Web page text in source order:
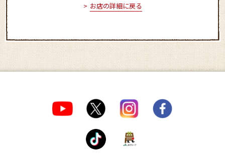
お店の詳細に戻る